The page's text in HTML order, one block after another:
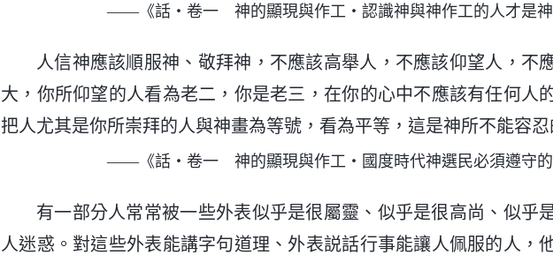
——《話・卷一 神的顯現與作工・認識神與神作工的人才是神
人信神應該順服神、敬拜神，不應該高舉人，不應該仰望人，不
大，你所仰望的人看為老二，你是老三，在你的心中不應該有任何人
把人尤其是你所崇拜的人與神畫為等號，看為平等，這是神所不能容忍
——《話・卷一 神的顯現與作工・國度時代神選民必須遵守的
有一部分人常常被一些外表似乎是很屬靈、似乎是很高尚、似乎
人迷惑。對這些外表能講字句道理、外表説話行事能讓人佩服的人，